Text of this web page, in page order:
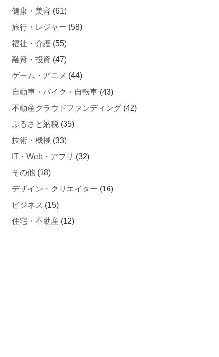
健康・美容 (61)
旅行・レジャー (58)
福祉・介護 (55)
融資・投資 (47)
ゲーム・アニメ (44)
自動車・バイク・自転車 (43)
不動産クラウドファンディング (42)
ふるさと納税 (35)
技術・機械 (33)
IT・Web・アプリ (32)
その他 (18)
デザイン・クリエイター (16)
ビジネス (15)
住宅・不動産 (12)